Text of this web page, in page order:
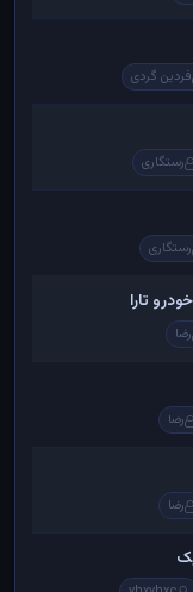
فردین گردی
رستگاری
رستگاری
تارا
رضا
رضا
رضا